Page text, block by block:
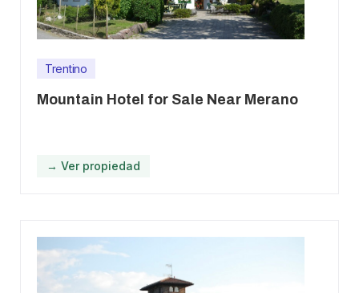
Trentino
Mountain Hotel for Sale Near Merano
→ Ver propiedad